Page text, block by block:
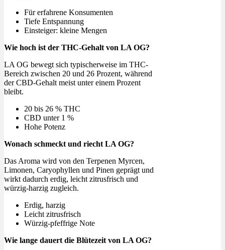
Für erfahrene Konsumenten
Tiefe Entspannung
Einsteiger: kleine Mengen
Wie hoch ist der THC-Gehalt von LA OG?
LA OG bewegt sich typischerweise im THC-
Bereich zwischen 20 und 26 Prozent, während
der CBD-Gehalt meist unter einem Prozent
bleibt.
20 bis 26 % THC
CBD unter 1 %
Hohe Potenz
Wonach schmeckt und riecht LA OG?
Das Aroma wird von den Terpenen Myrcen,
Limonen, Caryophyllen und Pinen geprägt und
wirkt dadurch erdig, leicht zitrusfrisch und
würzig-harzig zugleich.
Erdig, harzig
Leicht zitrusfrisch
Würzig-pfeffrige Note
Wie lange dauert die Blütezeit von LA OG?